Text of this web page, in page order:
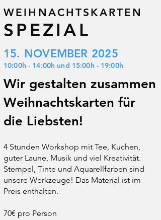
WEIHNACHTSKARTEN
SPEZIAL
15. NOVEMBER 2025
10:00h - 14:00h und 15:00h - 19:00h
Wir gestalten zusammen
Weihnachtskarten für
die Liebsten!
4 Stunden Workshop mit Tee, Kuchen,
guter Laune, Musik und viel Kreativität.
Stempel, Tinte und Aquarellfarben sind
unsere Werkzeuge! Das Material ist im
Preis enthalten.
70€ pro Person